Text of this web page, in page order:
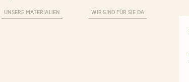
UNSERE MATERIALIEN WIR SIND FÜR SIE DA